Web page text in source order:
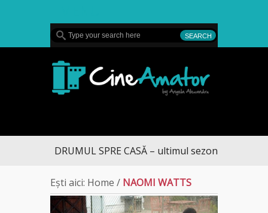
DRUMUL SPRE CASĂ – ultimul sezon te aduce la
Ești aici: Home / NAOMI WATTS